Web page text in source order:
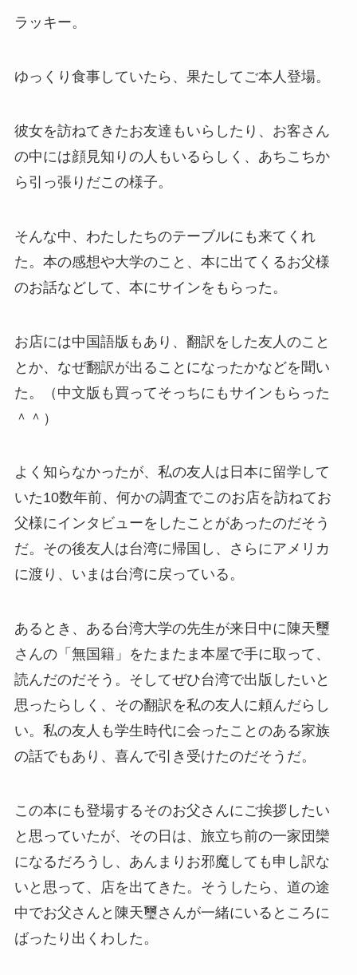
ラッキー。
ゆっくり食事していたら、果たしてご本人登場。
彼女を訪ねてきたお友達もいらしたり、お客さん
の中には顔見知りの人もいるらしく、あちこちか
ら引っ張りだこの様子。
そんな中、わたしたちのテーブルにも来てくれ
た。本の感想や大学のこと、本に出てくるお父様
のお話などして、本にサインをもらった。
お店には中国語版もあり、翻訳をした友人のこと
とか、なぜ翻訳が出ることになったかなどを聞い
た。（中文版も買ってそっちにもサインもらった
＾＾）
よく知らなかったが、私の友人は日本に留学して
いた10数年前、何かの調査でこのお店を訪ねてお
父様にインタビューをしたことがあったのだそう
だ。その後友人は台湾に帰国し、さらにアメリカ
に渡り、いまは台湾に戻っている。
あるとき、ある台湾大学の先生が来日中に陳天璽
さんの「無国籍」をたまたま本屋で手に取って、
読んだのだそう。そしてぜひ台湾で出版したいと
思ったらしく、その翻訳を私の友人に頼んだらし
い。私の友人も学生時代に会ったことのある家族
の話でもあり、喜んで引き受けたのだそうだ。
この本にも登場するそのお父さんにご挨拶したい
と思っていたが、その日は、旅立ち前の一家団欒
になるだろうし、あんまりお邪魔しても申し訳な
いと思って、店を出てきた。そうしたら、道の途
中でお父さんと陳天璽さんが一緒にいるところに
ばったり出くわした。